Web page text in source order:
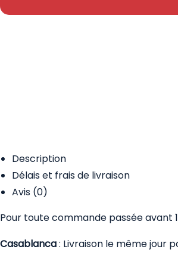
Description
Délais et frais de livraison
Avis (0)
Pour toute commande passée avant
Casablanca: Livraison le même jour